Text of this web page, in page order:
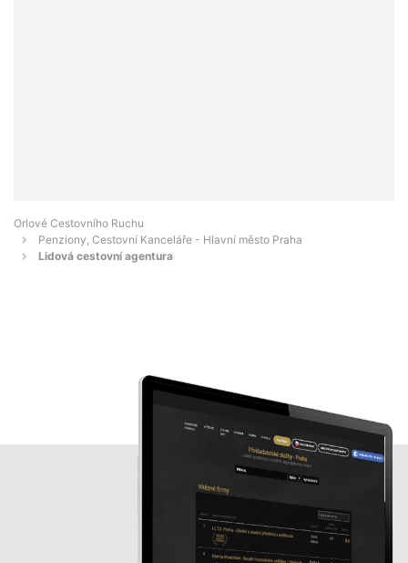
Orlové Cestovního Ruchu
Penziony, Cestovní Kanceláře - Hlavní město Praha
Lidová cestovní agentura